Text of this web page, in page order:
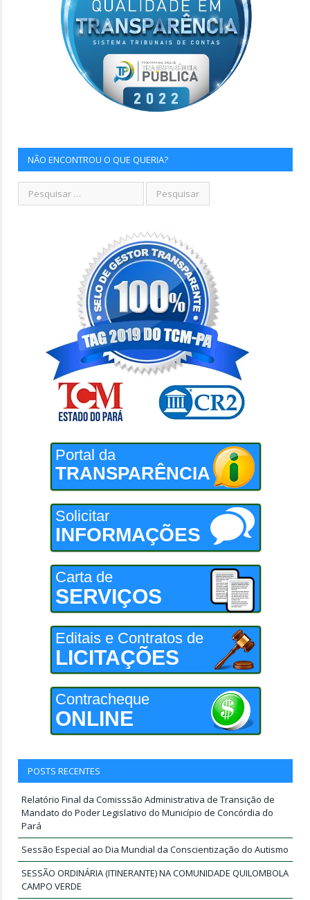
NÃO ENCONTROU O QUE QUERIA?
Portal da
TRANSPARÊNCIA
Solicitar
INFORMAÇÕES
Carta de
SERVIÇOS
Editais e Contratos de
LICITAÇÕES
Contracheque
ONLINE
POSTS RECENTES
Relatório Final da Comisssão Administrativa de Transição de
Mandato do Poder Legislativo do Município de Concórdia do
Pará
Sessão Especial ao Dia Mundial da Conscientização do Autismo
SESSÃO ORDINÁRIA (ITINERANTE) NA COMUNIDADE QUILOMBOLA
CAMPO VERDE